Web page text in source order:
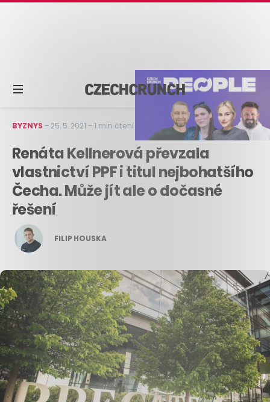
BYZNYS – 25. 5. 2021 –1 min čtení
Renáta Kellnerová převzala
vlastnictví PPF i titul nejbohatšího
Čecha. Může jít ale o dočasné
řešení
FILIP HOUSKA